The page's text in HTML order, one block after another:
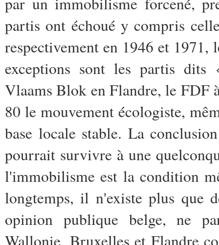
partis ont échoué y compris
respectivement en 1946 et 1971,
exceptions sont les partis dits
Vlaams Blok en Flandre, le FDF
80 le mouvement écologiste,
base locale stable. La
pourrait survivre à une
l'immobilisme est la condition
longtemps, il n'existe plus que
opinion publique belge, ne
Wallonie, Bruxelles et Flandre